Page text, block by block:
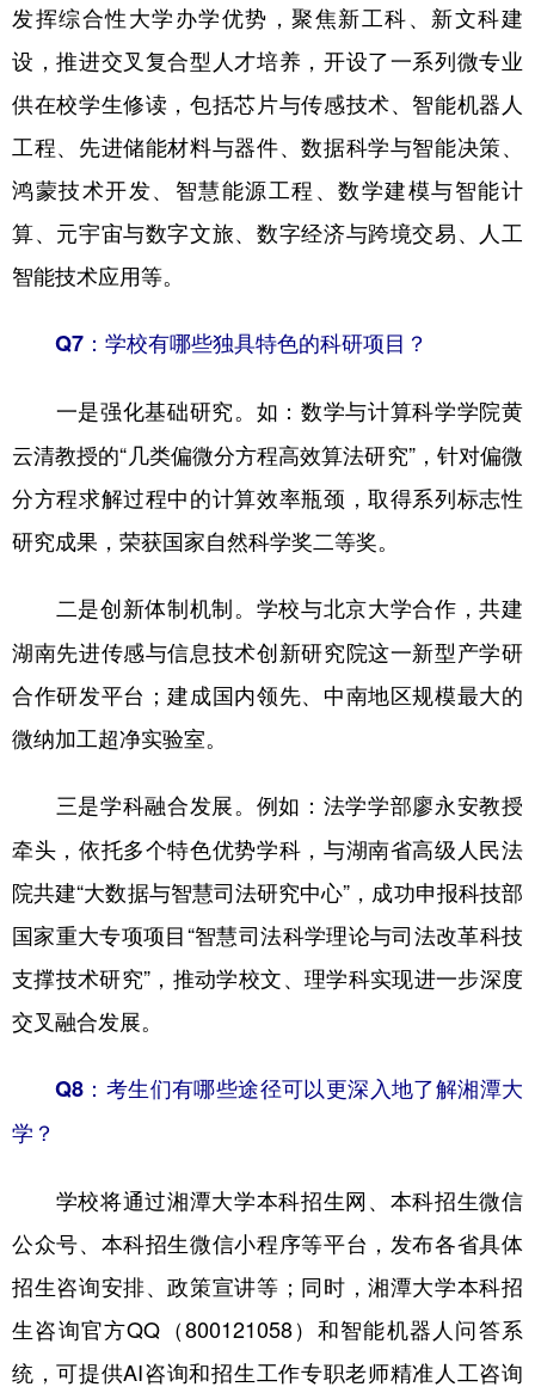
发挥综合性大学办学优势，聚焦新工科、新文科建
设，推进交叉复合型人才培养，开设了一系列微专业
供在校学生修读，包括芯片与传感技术、智能机器人
工程、先进储能材料与器件、数据科学与智能决策、
鸿蒙技术开发、智慧能源工程、数学建模与智能计
算、元宇宙与数字文旅、数字经济与跨境交易、人工
智能技术应用等。
Q7：学校有哪些独具特色的科研项目？
一是强化基础研究。 如：数学与计算科学学院黄
云清教授的“几类偏微分方程高效算法研究”，针对偏微
分方程求解过程中的计算效率瓶颈，取得系列标志性
研究成果，荣获国家自然科学奖二等奖。
二是创新体制机制。 学校与北京大学合作，共建
湖南先进传感与信息技术创新研究院这一新型产学研
合作研发平台；建成国内领先、中南地区规模最大的
微纳加工超净实验室。
三是学科融合发展。 例如：法学学部廖永安教授
牵头，依托多个特色优势学科，与湖南省高级人民法
院共建“大数据与智慧司法研究中心”，成功申报科技部
国家重大专项项目“智慧司法科学理论与司法改革科技
支撑技术研究”，推动学校文、理学科实现进一步深度
交叉融合发展。
Q8：考生们有哪些途径可以更深入地了解湘潭大
学？
学校将通过湘潭大学本科招生网、本科招生微信
公众号、本科招生微信小程序等平台，发布各省具体
招生咨询安排、政策宣讲等；同时，湘潭大学本科招
生咨询官方QQ（800121058）和智能机器人问答系
统，可提供AI咨询和招生工作专职老师精准人工咨询